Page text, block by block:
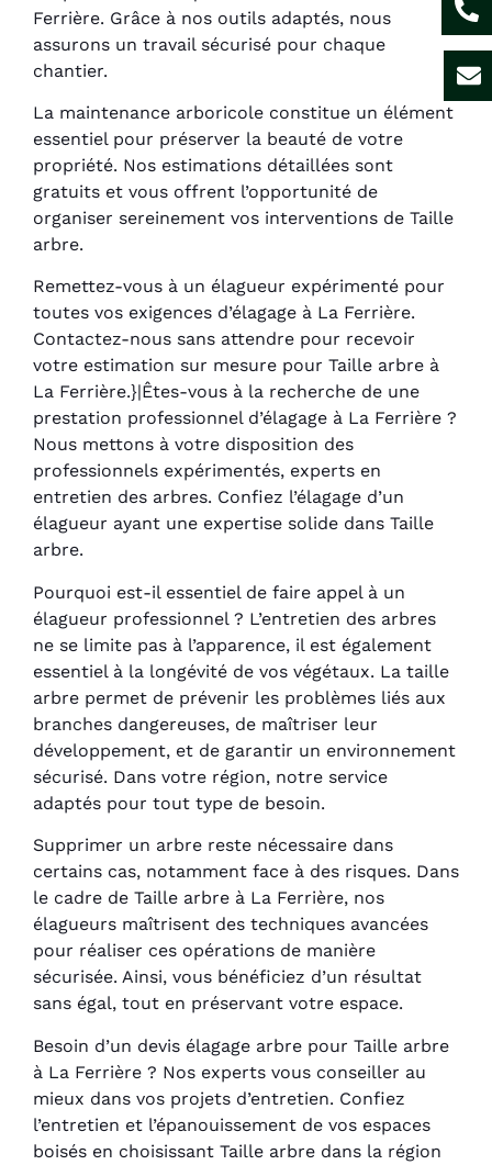
Ferrière. Grâce à nos outils adaptés, nous
assurons un travail sécurisé pour chaque
chantier.
La maintenance arboricole constitue un élément
essentiel pour préserver la beauté de votre
propriété. Nos estimations détaillées sont
gratuits et vous offrent l’opportunité de
organiser sereinement vos interventions de Taille
arbre.
Remettez-vous à un élagueur expérimenté pour
toutes vos exigences d’élagage à La Ferrière.
Contactez-nous sans attendre pour recevoir
votre estimation sur mesure pour Taille arbre à
La Ferrière.}|Êtes-vous à la recherche de une
prestation professionnel d’élagage à La Ferrière ?
Nous mettons à votre disposition des
professionnels expérimentés, experts en
entretien des arbres. Confiez l’élagage d’un
élagueur ayant une expertise solide dans Taille
arbre.
Pourquoi est-il essentiel de faire appel à un
élagueur professionnel ? L’entretien des arbres
ne se limite pas à l’apparence, il est également
essentiel à la longévité de vos végétaux. La taille
arbre permet de prévenir les problèmes liés aux
branches dangereuses, de maîtriser leur
développement, et de garantir un environnement
sécurisé. Dans votre région, notre service
adaptés pour tout type de besoin.
Supprimer un arbre reste nécessaire dans
certains cas, notamment face à des risques. Dans
le cadre de Taille arbre à La Ferrière, nos
élagueurs maîtrisent des techniques avancées
pour réaliser ces opérations de manière
sécurisée. Ainsi, vous bénéficiez d’un résultat
sans égal, tout en préservant votre espace.
Besoin d’un devis élagage arbre pour Taille arbre
à La Ferrière ? Nos experts vous conseiller au
mieux dans vos projets d’entretien. Confiez
l’entretien et l’épanouissement de vos espaces
boisés en choisissant Taille arbre dans la région